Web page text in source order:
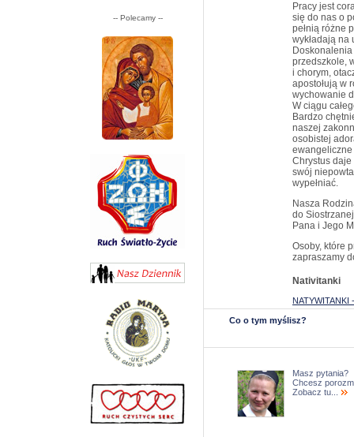
-- Polecamy --
Pracy jest
się do nas o
pełnią różne
wykładają na
przedszkole,
i chorym,
apostołują w
wychowanie
W ciągu
Bardzo
naszej
osobistej
Chrystus
swój
wypełniać.
Nasza
do
Pana i Jego
Osoby, które
zapraszamy
Nativitanki
Co o tym myślisz?
Masz pytania?
Chcesz
Zobacz tu...